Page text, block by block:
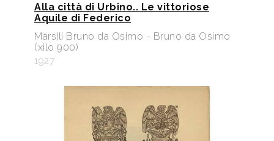
Alla città di Urbino.. Le vittoriose
Aquile di Federico
Marsili Bruno da Osimo - Bruno da Osimo
(xilo 900)
1927